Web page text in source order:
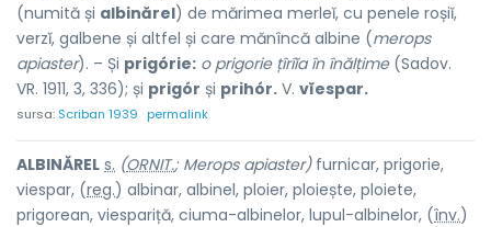
(numită și albinărel) de mărimea merleĭ, cu penele roșiĭ,
verzĭ, galbene și altfel și care mănîncă albine (merops
apiaster). – Și prigórie: o prigorie țîrîĭa în înălțime(Sadov.
VR. 1911, 3, 336); și prigór și prihór. V. vĭespar.
sursa: Scriban 1939 permalink
ALBINĂREL s. (ORNIT.; Merops apiaster)furnicar, prigorie,
viespar, (reg.) albinar, albinel, ploier, ploiește, ploiete,
prigorean, viespariță, ciuma-albinelor, lupul-albinelor, (înv.)